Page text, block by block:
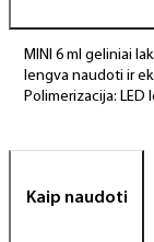
MINI 6 ml geliniai
lengva naudoti ir
Polimerizacija: LED
Kaip naudoti